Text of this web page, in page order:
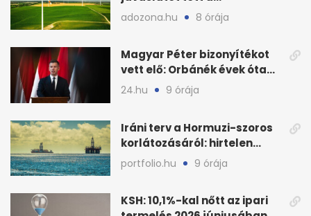
fenntartható szélenergia-
adozona.hu 8 órája
Magyar Péter bizonyítékot
vett elő: Orbánék évek óta
tudtak az energiarendszer
összeomlásáról
24.hu 9 órája
Iráni terv a Hormuzi-szoros
korlátozásáról: hirtelen
megugrott az olajár
portfolio.hu 9 órája
KSH: 10,1%-kal nőtt az ipari